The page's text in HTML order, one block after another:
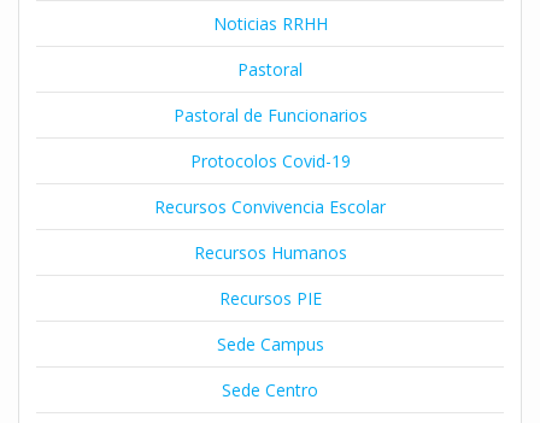
Noticias RRHH
Pastoral
Pastoral de Funcionarios
Protocolos Covid-19
Recursos Convivencia Escolar
Recursos Humanos
Recursos PIE
Sede Campus
Sede Centro